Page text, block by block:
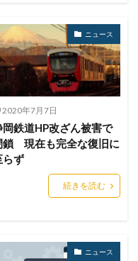
デザリング
ク
デバイス
テレワークセミナー
なる
メイン
タ
トラフィック
マイクロ
なりすまし
ンサム
ニュース
2020年7月7日
岡鉄道HP改ざん被害で
鎖 現在も完全な復旧に
らず
続きを読む
ニュース